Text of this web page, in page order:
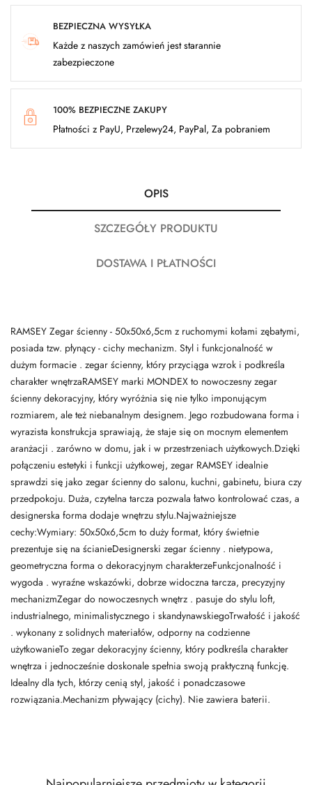
BEZPIECZNA WYSYŁKA
Każde z naszych zamówień jest starannie
zabezpieczone
100% BEZPIECZNE ZAKUPY
Płatności z PayU, Przelewy24, PayPal, Za pobraniem
OPIS
SZCZEGÓŁY PRODUKTU
DOSTAWA I PŁATNOŚCI
RAMSEY Zegar ścienny - 50x50x6,5cm z ruchomymi kołami zębatymi,
posiada tzw. płynący - cichy mechanizm. Styl i funkcjonalność w
dużym formacie . zegar ścienny, który przyciąga wzrok i podkreśla
charakter wnętrzaRAMSEY marki MONDEX to nowoczesny zegar
ścienny dekoracyjny, który wyróżnia się nie tylko imponującym
rozmiarem, ale też niebanalnym designem. Jego rozbudowana forma i
wyrazista konstrukcja sprawiają, że staje się on mocnym elementem
aranżacji . zarówno w domu, jak i w przestrzeniach użytkowych.Dzięki
połączeniu estetyki i funkcji użytkowej, zegar RAMSEY idealnie
sprawdzi się jako zegar ścienny do salonu, kuchni, gabinetu, biura czy
przedpokoju. Duża, czytelna tarcza pozwala łatwo kontrolować czas, a
designerska forma dodaje wnętrzu stylu.Najważniejsze
cechy:Wymiary: 50x50x6,5cm to duży format, który świetnie
prezentuje się na ścianieDesignerski zegar ścienny . nietypowa,
geometryczna forma o dekoracyjnym charakterzeFunkcjonalność i
wygoda . wyraźne wskazówki, dobrze widoczna tarcza, precyzyjny
mechanizmZegar do nowoczesnych wnętrz . pasuje do stylu loft,
industrialnego, minimalistycznego i skandynawskiegoTrwałość i jakość
. wykonany z solidnych materiałów, odporny na codzienne
użytkowanieTo zegar dekoracyjny ścienny, który podkreśla charakter
wnętrza i jednocześnie doskonale spełnia swoją praktyczną funkcję.
Idealny dla tych, którzy cenią styl, jakość i ponadczasowe
rozwiązania.Mechanizm pływający (cichy). Nie zawiera baterii.